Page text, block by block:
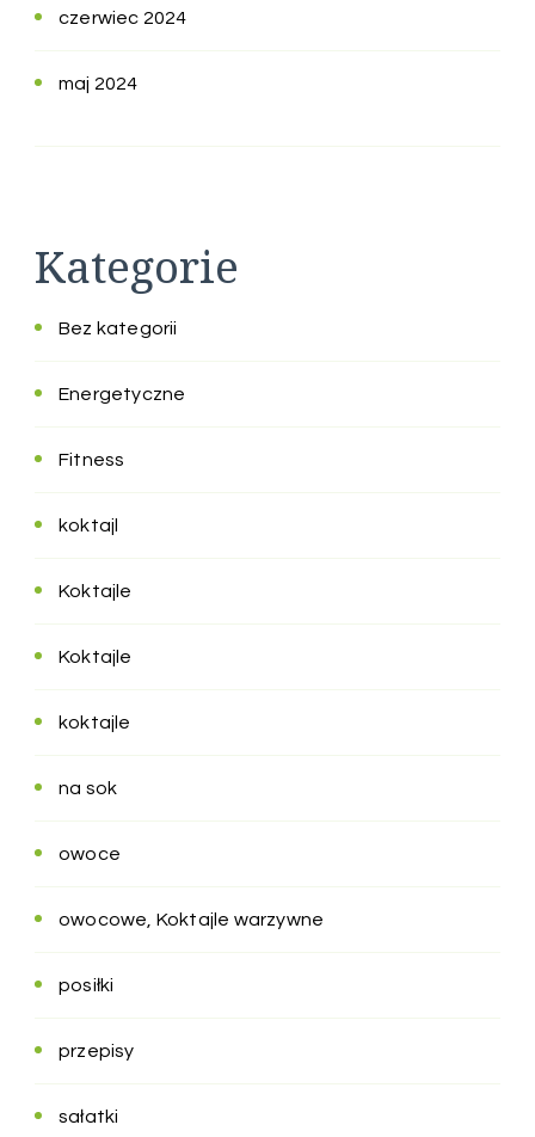
czerwiec 2024
maj 2024
Kategorie
Bez kategorii
Energetyczne
Fitness
koktajl
Koktajle
Koktajle
koktajle
na sok
owoce
owocowe, Koktajle warzywne
posiłki
przepisy
sałatki